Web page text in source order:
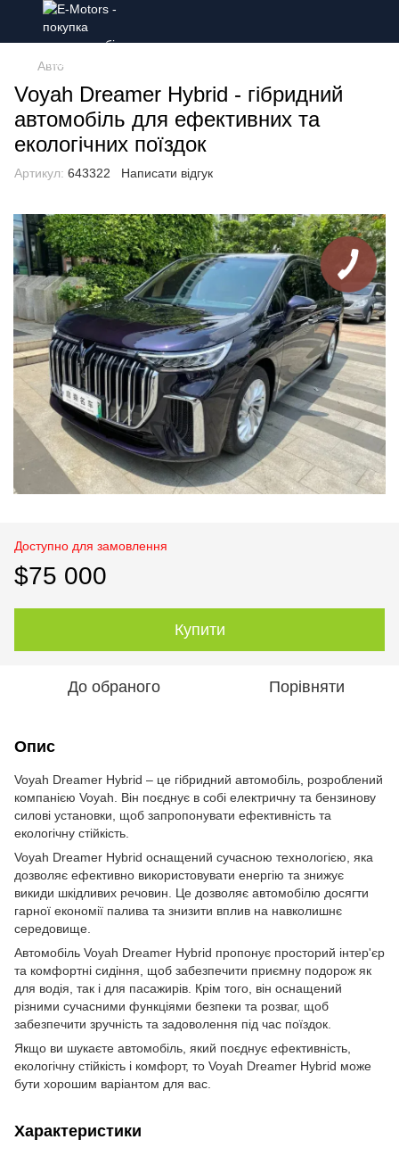
Авто
Voyah Dreamer Hybrid - гібридний
автомобіль для ефективних та
екологічних поїздок
Артикул: 643322 Написати відгук
Доступно для замовлення
$75 000
Купити
До обраного Порівняти
Опис
Voyah Dreamer Hybrid – це гібридний автомобіль, розроблений
компанією Voyah. Він поєднує в собі електричну та бензинову
силові установки, щоб запропонувати ефективність та
екологічну стійкість.
Voyah Dreamer Hybrid оснащений сучасною технологією, яка
дозволяє ефективно використовувати енергію та знижує
викиди шкідливих речовин. Це дозволяє автомобілю досягти
гарної економії палива та знизити вплив на навколишнє
середовище.
Автомобіль Voyah Dreamer Hybrid пропонує просторий інтер'єр
та комфортні сидіння, щоб забезпечити приємну подорож як
для водія, так і для пасажирів. Крім того, він оснащений
різними сучасними функціями безпеки та розваг, щоб
забезпечити зручність та задоволення під час поїздок.
Якщо ви шукаєте автомобіль, який поєднує ефективність,
екологічну стійкість і комфорт, то Voyah Dreamer Hybrid може
бути хорошим варіантом для вас.
Характеристики